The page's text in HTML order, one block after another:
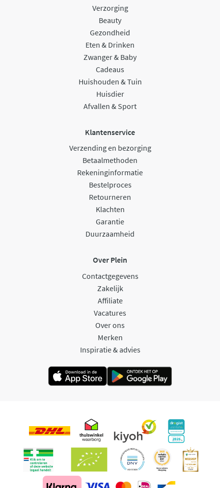
Verzorging
Beauty
Gezondheid
Eten & Drinken
Zwanger & Baby
Cadeaus
Huishouden & Tuin
Huisdier
Afvallen & Sport
Klantenservice
Verzending en bezorging
Betaalmethoden
Rekeninginformatie
Bestelproces
Retourneren
Klachten
Garantie
Duurzaamheid
Over Plein
Contactgegevens
Zakelijk
Affiliate
Vacatures
Over ons
Merken
Inspiratie & advies